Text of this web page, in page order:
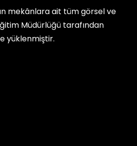
mekânlara ait tüm görsel ve
Müdürlüğü tarafından
yüklenmiştir.